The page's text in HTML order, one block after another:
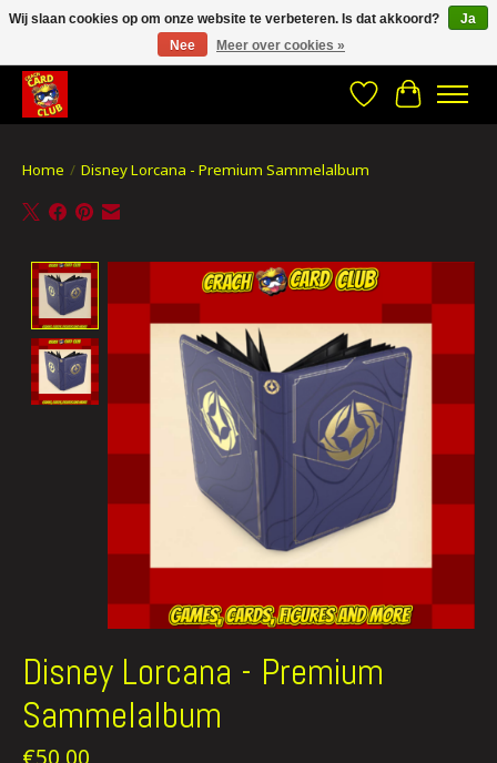
CRACH CARD CLUB , The best place to Geek out!
Verlanglijst
Home / Disney Lorcana - Premium Sammelalbum
Product image slideshow Items
Disney Lorcana - Premium
Sammelalbum
€50,00
Wij slaan cookies op om onze website te verbeteren. Is dat akkoord?
Ja
Nee
Meer over cookies »